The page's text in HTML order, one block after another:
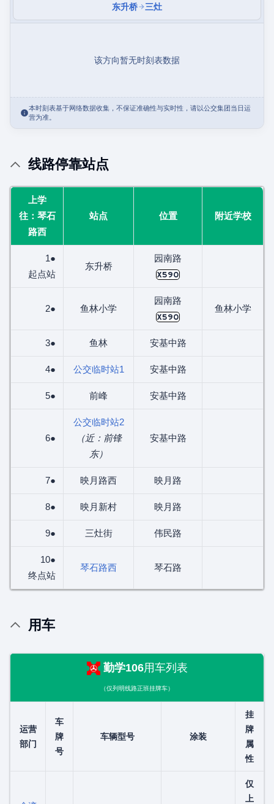
东升桥 三灶
该方向暂无时刻表数据
本时刻表基于网络数据收集，不保证准确性与实时性，请以公交集团当日运
营为准。
线路停靠站点
上学
往：琴石
路西
站点 位置 附近学校
1●
起点站
东升桥
园南路
X590
2● 鱼林小学
园南路
X590
鱼林小学
3● 鱼林 安基中路
4● 公交临时站1 安基中路
5● 前峰 安基中路
6●
公交临时站2
（近：前锋
东）
安基中路
7● 映月路西 映月路
8● 映月新村 映月路
9● 三灶街 伟民路
10●
终点站
琴石路西 琴石路
用车
勤学106用车列表
（仅列明线路正班挂牌车）
运营
部门
车
牌
号
车辆型号 涂装
挂
牌
属
性
仅
上